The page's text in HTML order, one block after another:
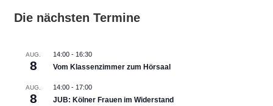
Die nächsten Termine
AUG.
8
14:00- 16:30
Vom Klassenzimmer zum Hörsaal
AUG.
8
14:00- 17:00
JUB: Kölner Frauen im Widerstand